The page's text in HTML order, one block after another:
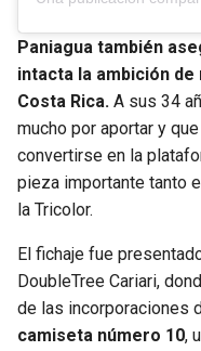
Paniagua también
intacta la ambición
Costa Rica. A sus 34
mucho por aportar y
convertirse en la
pieza importante tanto
la Tricolor.
El fichaje fue
DoubleTree Cariari,
de las incorporaciones
camiseta número 10,